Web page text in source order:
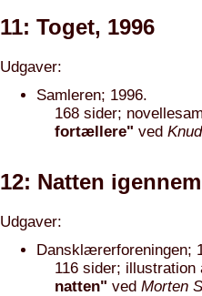
11: Toget, 1996
Udgaver:
Samleren; 1996.
168 sider;
fortællere" ved
12: Natten
Udgaver:
Dansklærerforeningen;
116 sider;
natten" ved Morten